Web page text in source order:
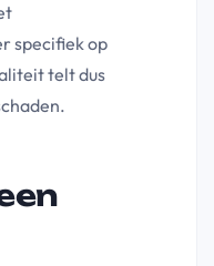
specifiek op
telt dus